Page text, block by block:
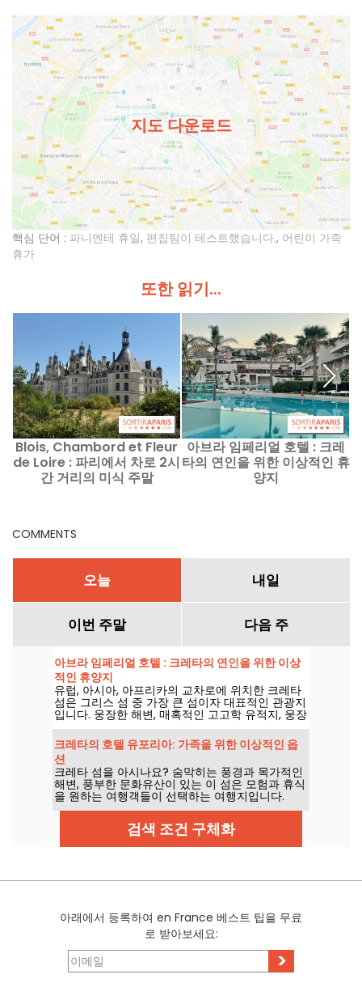
지도 다운로드
핵심 단어 : 파니엔테 휴일, 편집팀이 테스트했습니다., 어린이 가족
휴가
또한 읽기...
Blois, Chambord et Fleur
de Loire : 파리에서 차로 2시
간 거리의 미식 주말
아브라 임페리얼 호텔 : 크레
타의 연인을 위한 이상적인 휴
양지
COMMENTS
오늘 내일
이번 주말 다음 주
아브라 임페리얼 호텔 : 크레타의 연인을 위한 이상
적인 휴양지
유럽, 아시아, 아프리카의 교차로에 위치한 크레타
섬은 그리스 섬 중 가장 큰 섬이자 대표적인 관광지
입니다. 웅장한 해변, 매혹적인 고고학 유적지, 웅장
한 산으로 유명한 크레타 섬은 방문객에게 특별한
경험을 선사합니다. 다양한 숙박 옵션 중에서 아브
라 호텔은 고급스러움과 환대, 뛰어난 위치가 돋보
이는 곳입니다.
크레타의 호텔 유포리아: 가족을 위한 이상적인 옵
션
크레타 섬을 아시나요? 숨막히는 풍경과 목가적인
해변, 풍부한 문화유산이 있는 이 섬은 모험과 휴식
을 원하는 여행객들이 선택하는 여행지입니다.
검색 조건 구체화
아래에서 등록하여 en France 베스트 팁을 무료
로 받아보세요:
>